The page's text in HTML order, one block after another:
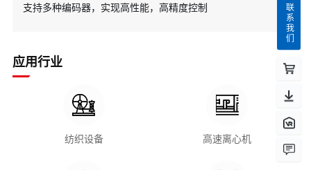
支持多种编码器，实现高性能，高精度控制
应用行业
纺织设备 高速离心机
联系我们